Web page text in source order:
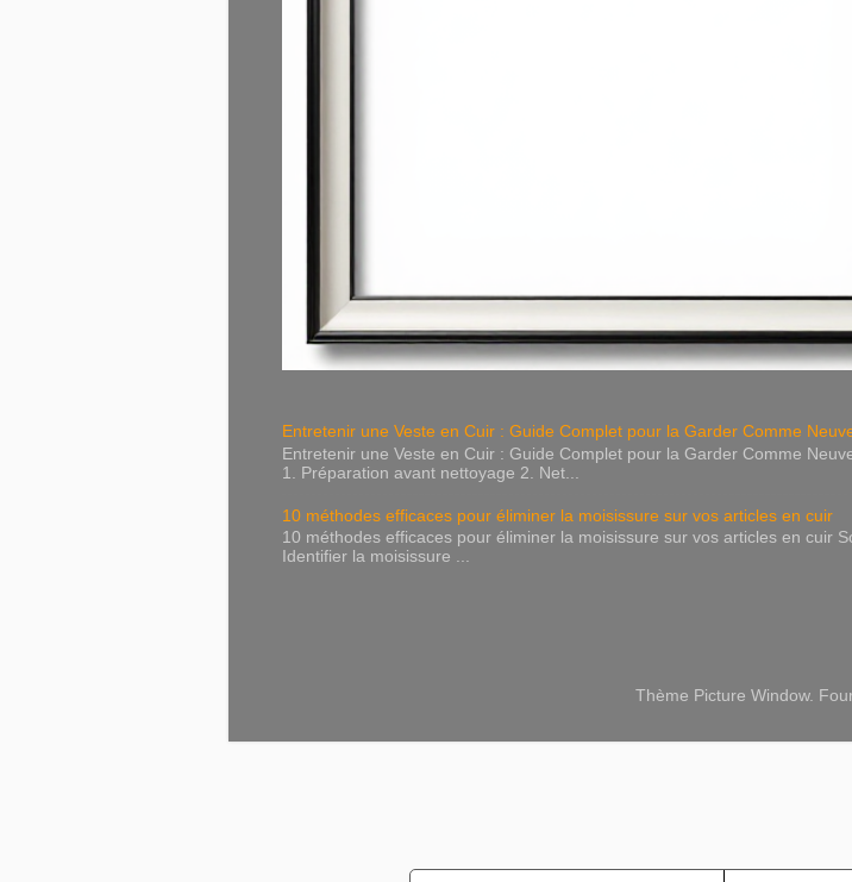
Entretenir une Veste en Cuir : Guide Complet pour la Garder Comme
Entretenir une Veste en Cuir : Guide Complet pour la Garder Comme
1. Préparation avant nettoyage 2. Net...
10 méthodes efficaces pour éliminer la moisissure sur vos articles en cuir
10 méthodes efficaces pour éliminer la moisissure sur vos articles en cuir
Identifier la moisissure ...
Thème Picture Window.